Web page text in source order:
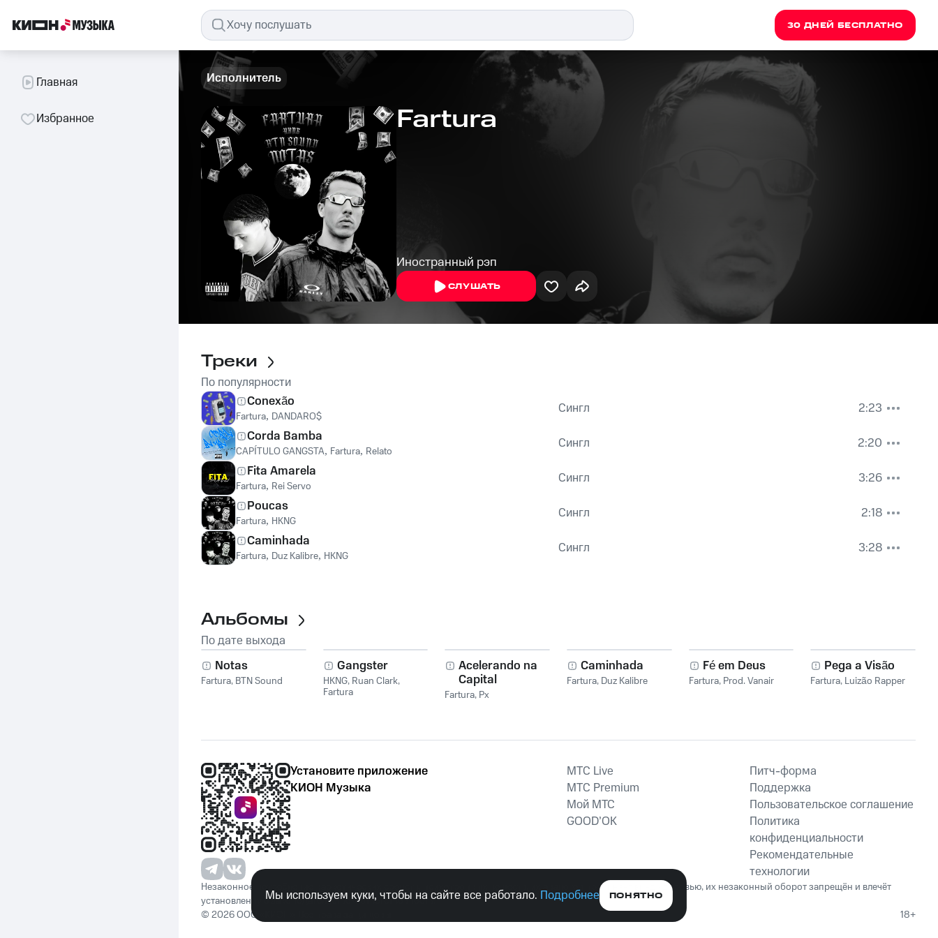
30 ДНЕЙ БЕСПЛАТНО
Главная
Избранное
Исполнитель
Fartura
Иностранный рэп
СЛУШАТЬ
Треки
По популярности
Conexão
Fartura, DANDARO$ Сингл
2:23
Corda Bamba
CAPÍTULO GANGSTA, Fartura, Relato Сингл
2:20
Fita Amarela
Fartura, Rei Servo Сингл
3:26
Poucas
Fartura, HKNG Сингл
2:18
Caminhada
Fartura, Duz Kalibre, HKNG Сингл 3:28
Альбомы
По дате выхода
Notas
Fartura, BTN Sound
Gangster
HKNG, Ruan Clark,
Fartura
Acelerando na
Capital
Fartura, Px
Caminhada
Fartura, Duz Kalibre
Fé em Deus
Fartura, Prod. Vanair
Pega a Visão
Fartura, Luizão Rapper
Установите приложение
КИОН Музыка
MTС Live
MTС Premium
Мой МТС
GOOD’OK
Питч-форма
Поддержка
Пользовательское соглашение
Политика
конфиденциальности
Рекомендательные
технологии
Незаконное потребление наркотических средств, психотропных веществ, их аналогов причиняет вред здоровью, их незаконный оборот запрещён и влечёт
установленную законодательством ответственность.
© 2026 ООО «КИОН». Все права защищены
18+
Мы используем куки, чтобы на сайте все работало. Подробнее ПОНЯТНО